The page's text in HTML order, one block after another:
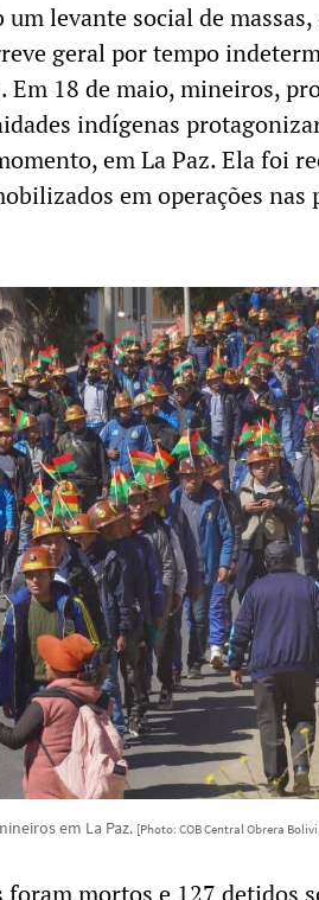
levante social de
geral por tempo
18 de maio, mineiros,
indígenas
em La Paz. Ela foi
em operações nas
em La Paz. [Photo: COB Central Obrera
mortos e 127 detidos